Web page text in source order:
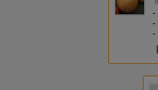
-
-
-